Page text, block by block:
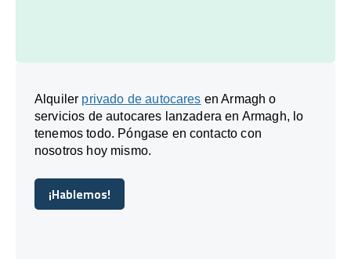
Alquiler privado de autocares en Armagh o
servicios de autocares lanzadera en Armagh, lo
tenemos todo. Póngase en contacto con
nosotros hoy mismo.
¡Hablemos!
¡Hablemos!